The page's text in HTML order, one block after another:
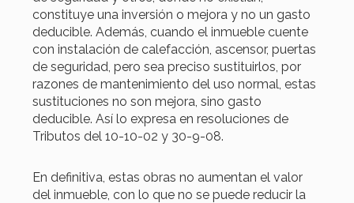
constituye una inversión o mejora y no un gasto
deducible. Además, cuando el inmueble cuente
con instalación de calefacción, ascensor, puertas
de seguridad, pero sea preciso sustituirlos, por
razones de mantenimiento del uso normal, estas
sustituciones no son mejora, sino gasto
deducible. Así lo expresa en resoluciones de
Tributos del 10-10-02 y 30-9-08.
En definitiva, estas obras no aumentan el valor
del inmueble, con lo que no se puede reducir la